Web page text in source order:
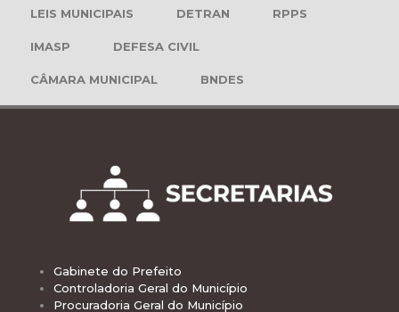
LEIS MUNICIPAIS DETRAN RPPS
IMASP DEFESA CIVIL
CÂMARA MUNICIPAL BNDES
Gabinete do Prefeito
Controladoria Geral do Município
Procuradoria Geral do Município